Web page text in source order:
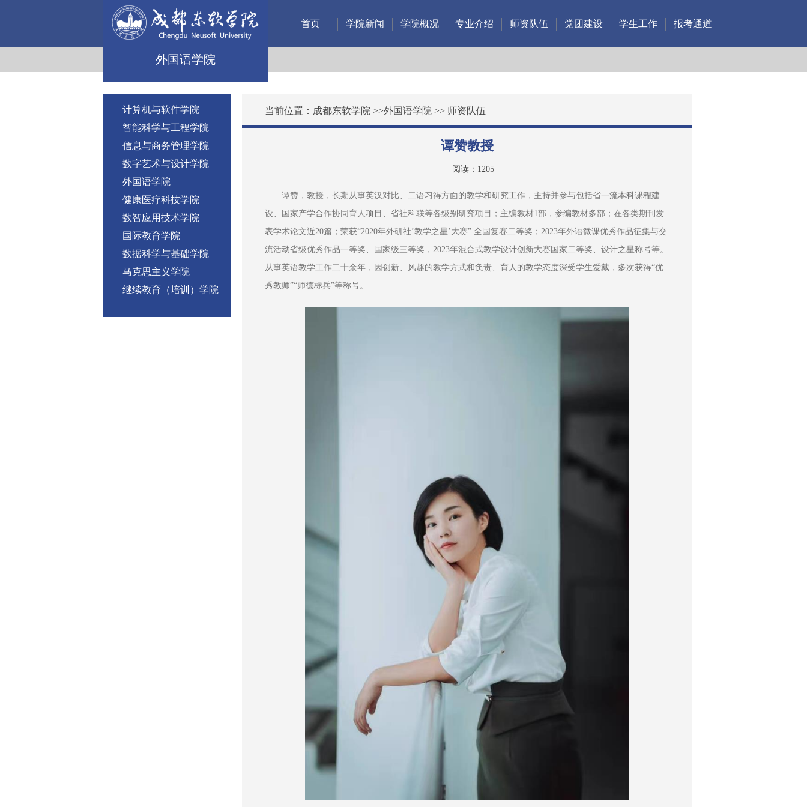
外国语学院
首页 学院新闻 学院概况 专业介绍 师资队伍 党团建设 学生工作 报考通道
计算机与软件学院
智能科学与工程学院
信息与商务管理学院
数字艺术与设计学院
外国语学院
健康医疗科技学院
数智应用技术学院
国际教育学院
数据科学与基础学院
马克思主义学院
继续教育（培训）学院
当前位置： 成都东软学院 >>外国语学院 >> 师资队伍
谭赞教授
阅读： 1205
谭赞，教授，长期从事英汉对比、二语习得方面的教学和研究工作，主持并参与包括省一流本科课程建
设、国家产学合作协同育人项目、省社科联等各级别研究项目；主编教材1部，参编教材多部；在各类期刊发
表学术论文近20篇；荣获“2020年外研社’教学之星’大赛” 全国复赛二等奖；2023年外语微课优秀作品征集与交
流活动省级优秀作品一等奖、国家级三等奖，2023年混合式教学设计创新大赛国家二等奖、设计之星称号等。
从事英语教学工作二十余年，因创新、风趣的教学方式和负责、育人的教学态度深受学生爱戴，多次获得“优
秀教师”“师德标兵”等称号。